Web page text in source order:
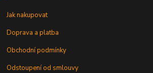
Jak nakupovat
Doprava a platba
Obchodní podmínky
Odstoupení od smlouvy